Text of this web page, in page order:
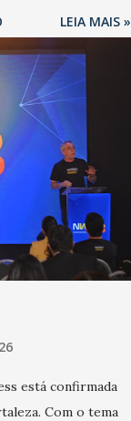
informou
pautado
e de
“Nós não
em todos os
ou H1N1. Trata-
um poder de
apontou o
de
à população e
a estratificação do
LEIA MAIS »
está confirmada
Com o tema